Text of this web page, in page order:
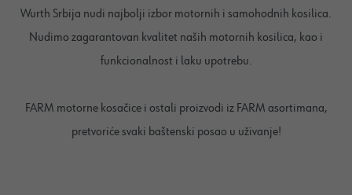
Wurth Srbija nudi najbolji izbor motornih i samohodnih kosilica.
Nudimo zagarantovan kvalitet naših motornih kosilica, kao i
funkcionalnost i laku upotrebu.
FARM motorne kosačice i ostali proizvodi iz FARM asortimana,
pretvoriće svaki baštenski posao u uživanje!